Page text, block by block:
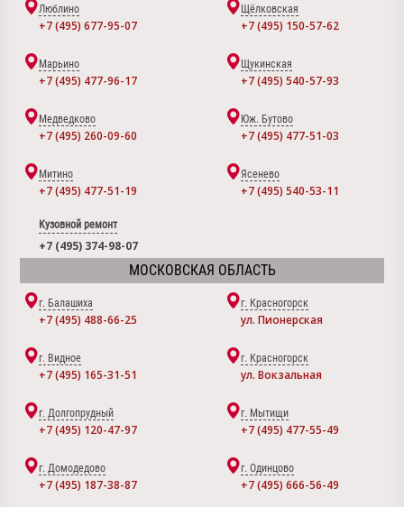
Люблино
+7 (495) 677-95-07
Щёлковская
+7 (495) 150-57-62
Марьино
+7 (495) 477-96-17
Щукинская
+7 (495) 540-57-93
Медведково
+7 (495) 260-09-60
Юж. Бутово
+7 (495) 477-51-03
Митино
+7 (495) 477-51-19
Ясенево
+7 (495) 540-53-11
Кузовной ремонт
+7 (495) 374-98-07
МОСКОВСКАЯ ОБЛАСТЬ
г. Балашиха
+7 (495) 488-66-25
г. Красногорск
ул. Пионерская
г. Видное
+7 (495) 165-31-51
г. Красногорск
ул. Вокзальная
г. Долгопрудный
+7 (495) 120-47-97
г. Мытищи
+7 (495) 477-55-49
г. Домодедово
+7 (495) 187-38-87
г. Одинцово
+7 (495) 666-56-49